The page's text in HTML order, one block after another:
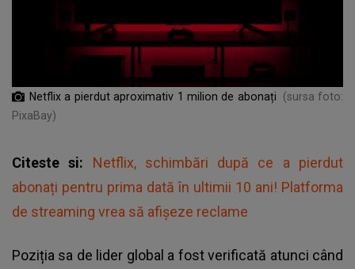
Netflix a pierdut aproximativ 1 milion de abonați
(sursa foto:
PixaBay)
Citeste si: Netflix, schimbări după ce a pierdut
abonați pentru prima dată în ultimii 10 ani! Platforma
de streaming vrea să afişeze reclame
Poziția sa de lider global a fost verificată atunci când